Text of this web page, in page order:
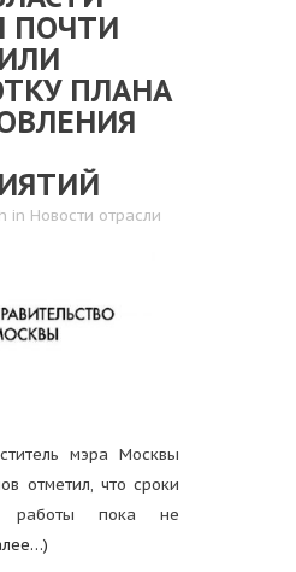
ПОЧТИ
ПЛАНА
in Новости отрасли
мэра Москвы
отметил, что сроки
работы пока не